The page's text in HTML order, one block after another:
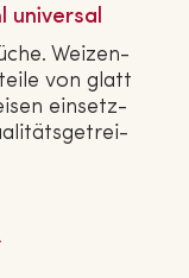
universal
Wei­zen­
von glatt
ein­setz­